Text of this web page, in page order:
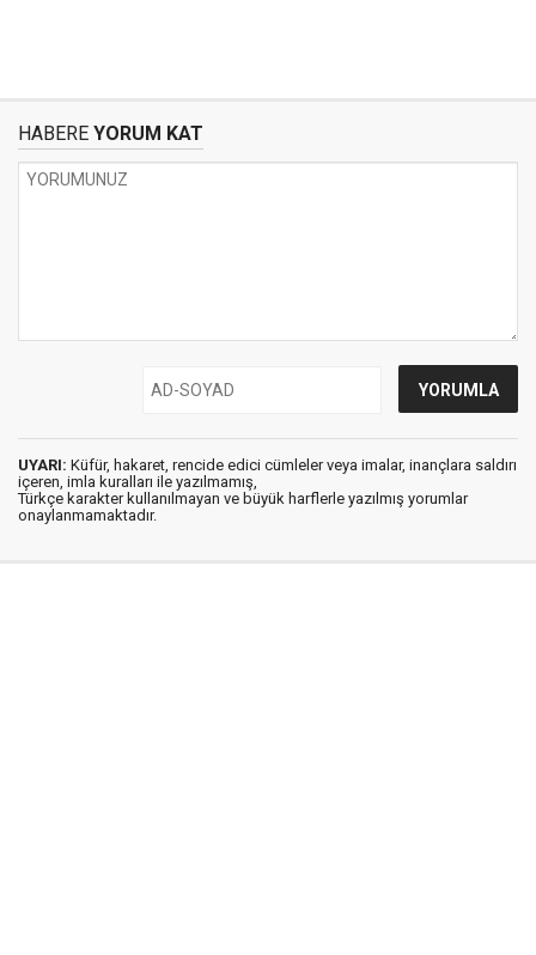
HABERE YORUM KAT
UYARI: Küfür, hakaret, rencide edici cümleler veya imalar, inançlara saldırı
içeren, imla kuralları ile yazılmamış,
Türkçe karakter kullanılmayan ve büyük harflerle yazılmış yorumlar
onaylanmamaktadır.